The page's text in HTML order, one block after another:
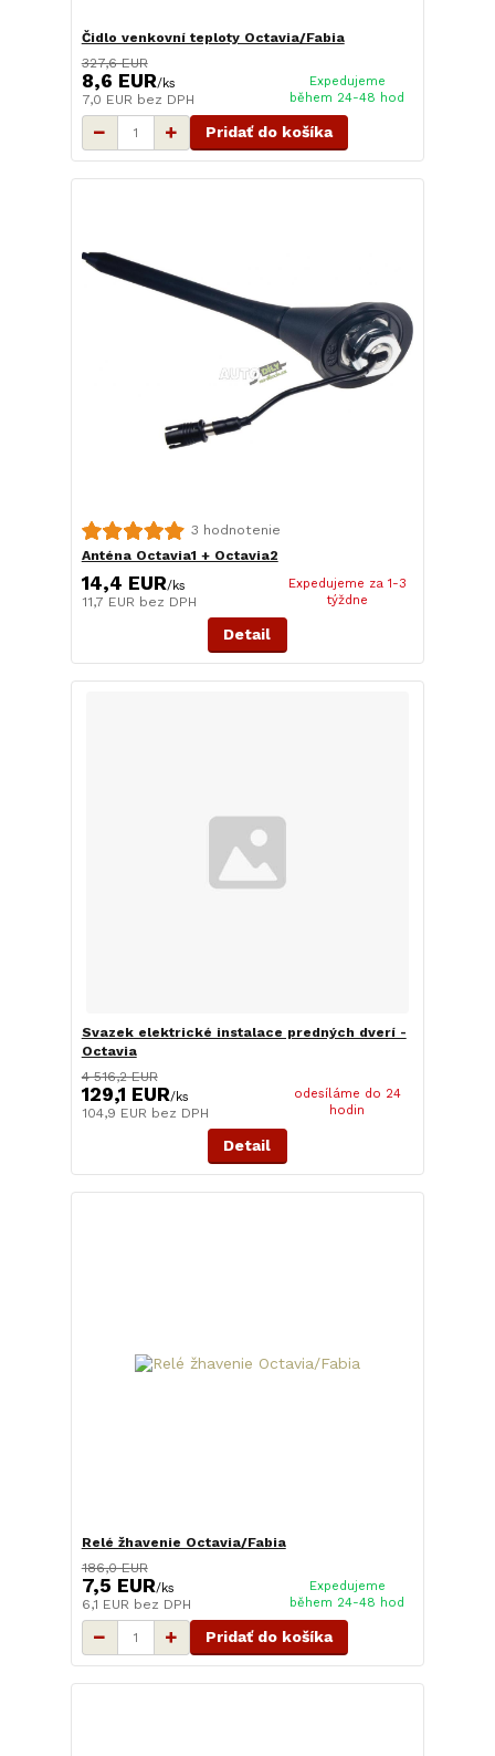
Čidlo venkovní teploty Octavia/Fabia
327,6 EUR
8,6 EUR/ks
7,0 EUR bez DPH
Expedujeme
během 24-48 hod
Pridať do košíka
3 hodnotenie
Anténa Octavia1 + Octavia2
14,4 EUR/ks
11,7 EUR bez DPH
Expedujeme za 1-3
týždne
Detail
Svazek elektrické instalace predných dverí -
Octavia
4 516,2 EUR
129,1 EUR/ks
104,9 EUR bez DPH
odesíláme do 24
hodin
Detail
Relé žhavenie Octavia/Fabia
186,0 EUR
7,5 EUR/ks
6,1 EUR bez DPH
Expedujeme
během 24-48 hod
Pridať do košíka